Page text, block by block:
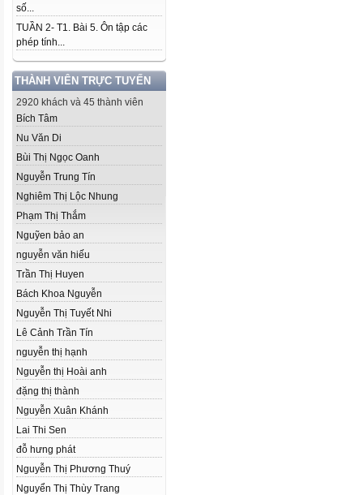
số...
TUẦN 2- T1. Bài 5. Ôn tập các
phép tính...
THÀNH VIÊN TRỰC TUYẾN
2920 khách và 45 thành viên
Bích Tâm
Nu Văn Di
Bùi Thị Ngọc Oanh
Nguyễn Trung Tín
Nghiêm Thị Lộc Nhung
Phạm Thị Thắm
Nguỹen bảo an
nguyễn văn hiếu
Trần Thị Huyen
Bách Khoa Nguyễn
Nguyễn Thị Tuyết Nhi
Lê Cảnh Trần Tín
nguyễn thị hạnh
Nguyễn thị Hoài anh
đặng thị thành
Nguyễn Xuân Khánh
Lai Thi Sen
đỗ hưng phát
Nguyễn Thị Phương Thuý
Nguyển Thị Thùy Trang